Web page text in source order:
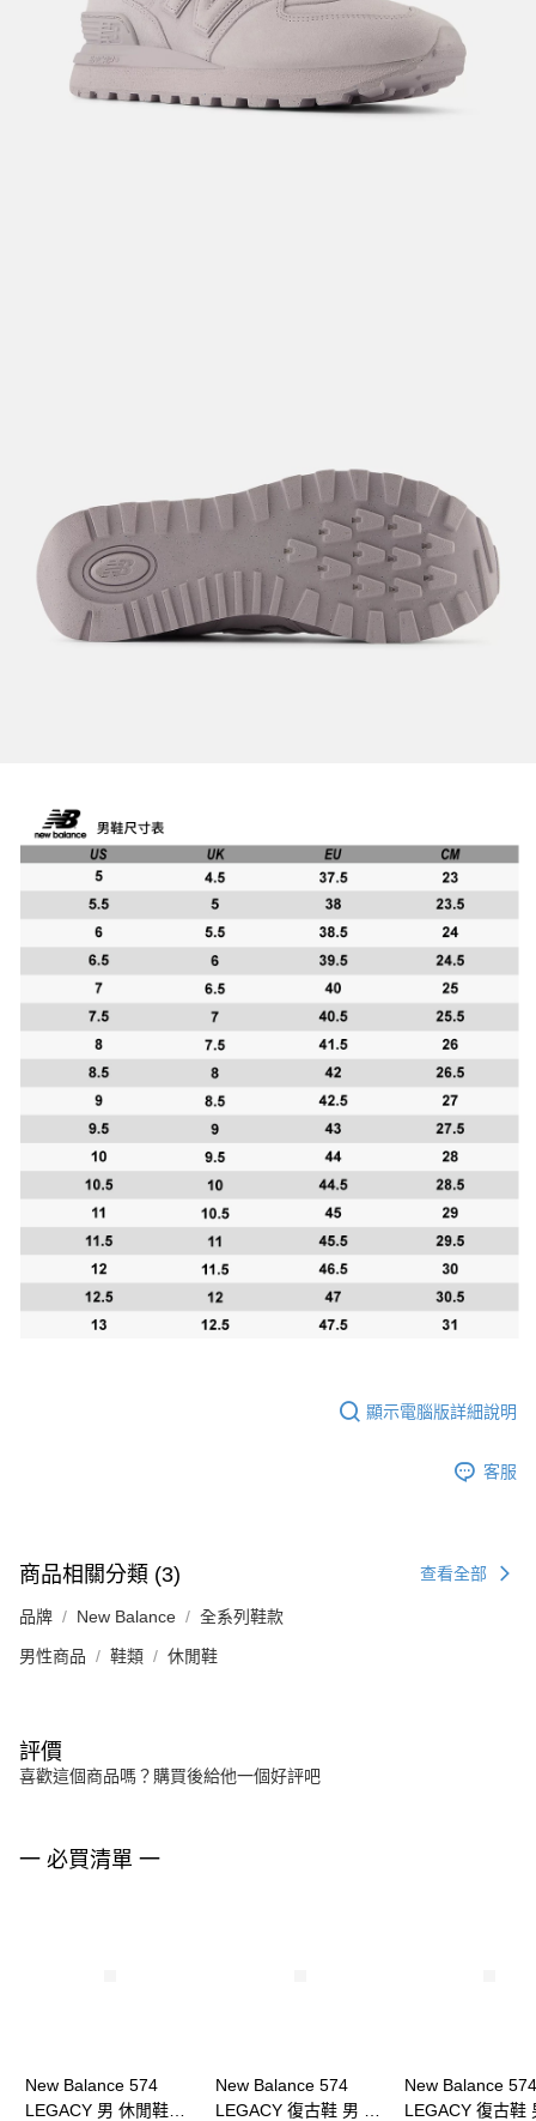
顯示電腦版詳細說明
客服
商品相關分類 (3) 查看全部
品牌 New Balance 全系列鞋款
男性商品 鞋類 休閒鞋
評價
喜歡這個商品嗎？購買後給他一個好評吧
一 必買清單 一
New Balance 574
LEGACY 男 休閒鞋
New Balance 574
LEGACY 復古鞋 男 休
New Balance 574
LEGACY 復古鞋